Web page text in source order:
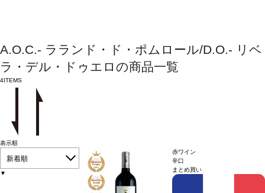
A.O.C.- ラランド・ド・ポムロール/D.O.- リベ
ラ・デル・ドゥエロの商品一覧
4ITEMS
表示順
新着順
▼
赤ワイン
辛口
まとめ買い